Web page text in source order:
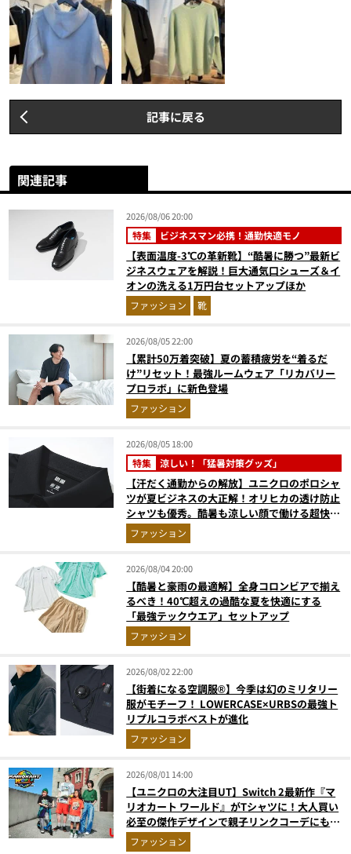
記事に戻る
関連記事
2026/08/06 20:00
特集 ビジネスマン必携！通勤快適モノ
【表面温度-3℃の革新靴】“酷暑に勝つ”最新ビ
ジネスウェアを解説！巨大通気口シューズ＆イ
オンの洗える1万円台セットアップほか
ファッション 靴
2026/08/05 22:00
【累計50万着突破】夏の蓄積疲労を“着るだ
け”リセット！最強ルームウェア「リカバリー
プロラボ」に新色登場
ファッション
2026/08/05 18:00
特集 涼しい！「猛暑対策グッズ」
【汗だく通勤からの解放】ユニクロのポロシャ
ツが夏ビジネスの大正解！オリヒカの透け防止
シャツも優秀。酷暑も涼しい顔で働ける超快適
ウエアの実力
ファッション
2026/08/04 20:00
【酷暑と豪雨の最適解】全身コロンビアで揃え
るべき！40℃超えの過酷な夏を快適にする
「最強テックウエア」セットアップ
ファッション
2026/08/02 22:00
【街着になる空調服®】今季は幻のミリタリー
服がモチーフ！ LOWERCASE×URBSの最強ト
リプルコラボベストが進化
ファッション
2026/08/01 14:00
【ユニクロの大注目UT】Switch 2最新作『マ
リオカート ワールド』がTシャツに！大人買い
必至の傑作デザインで親子リンクコーデにも最
適ファッション